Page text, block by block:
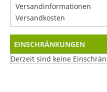
Versandinformationen
Versandkosten
EINSCHRÄNKUNGEN
Derzeit sind keine